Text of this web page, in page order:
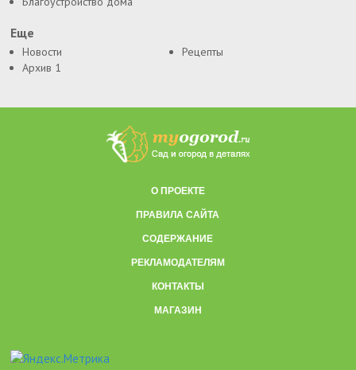
Еще
Новости
Рецепты
Архив 1
О ПРОЕКТЕ
ПРАВИЛА САЙТА
СОДЕРЖАНИЕ
РЕКЛАМОДАТЕЛЯМ
КОНТАКТЫ
МАГАЗИН